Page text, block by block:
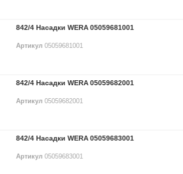
842/4 Насадки WERA 05059681001
Артикул 05059681001
842/4 Насадки WERA 05059682001
Артикул 05059682001
842/4 Насадки WERA 05059683001
Артикул 05059683001